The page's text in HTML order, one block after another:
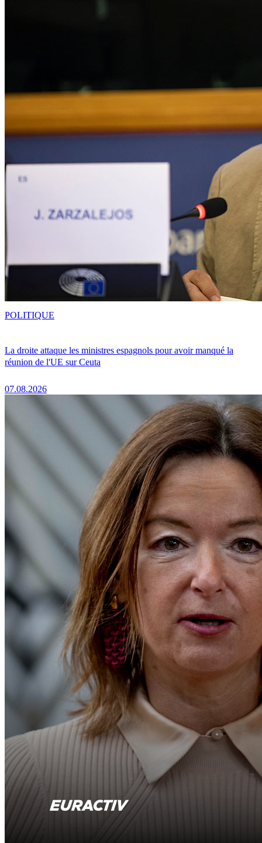
La droite attaque les ministres espagnols pour avoir manqué la
réunion de l'UE sur Ceuta
07.08.2026
POLITIQUE